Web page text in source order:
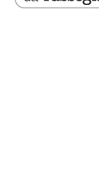
Toscana